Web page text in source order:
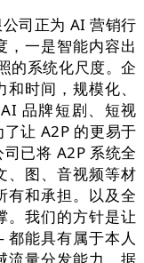
司正为 AI 营销行
，一是智能内容出
的系统化尺度。企
时间，规模化、
品牌短剧、短视
让 A2P 的更易于
已将 A2P 系统全
、图、音视频等材
有和承担。以及全
。我们的方针是让
能具有属于本人